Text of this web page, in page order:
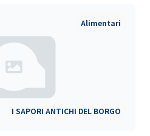
Alimentari
I SAPORI ANTICHI DEL BORGO